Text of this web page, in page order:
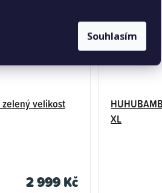
Souhlasím
zelený velikost
2 999 Kč
XL